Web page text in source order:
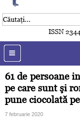
ISSN
61 de persoane
pe care sunt şi
pune ciocolată
7 februarie 2020